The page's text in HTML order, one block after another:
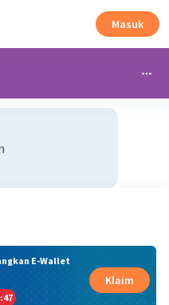
Masuk
E-Wallet
:46
Klaim